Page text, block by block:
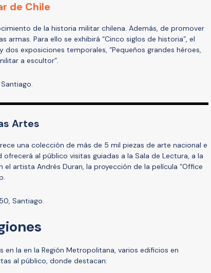
de Chile
de la historia militar chilena. Además, de promover
armas. Para ello se exhibirá “Cinco siglos de historia”, el
exposiciones temporales, “Pequeños grandes héroes,
a escultor”.
Artes
una colección de más de 5 mil piezas de arte nacional e
al público visitas guiadas a la Sala de Lectura, a la
el artista Andrés Duran, la proyección de la película “Office
Santiago.
en la en la Región Metropolitana, varios edificios en
al público, donde destacan: